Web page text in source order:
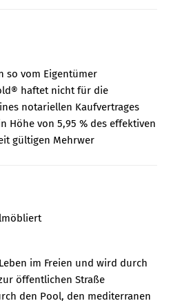
so vom Eigentümer
haftet nicht für die
notariellen Kaufvertrages
Höhe von 5,95 % des effektiven
gültigen Mehrwer
im Freien und wird durch
öffentlichen Straße
den Pool, den mediterranen